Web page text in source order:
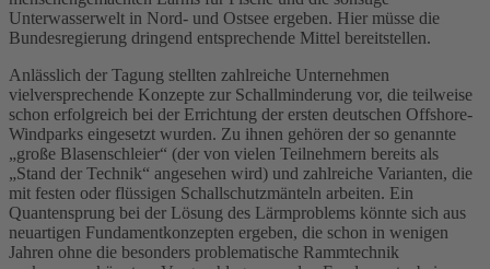
Unterwasserwelt in Nord- und Ostsee ergeben. Hier müsse die
Bundesregierung dringend entsprechende Mittel bereitstellen.
Anlässlich der Tagung stellten zahlreiche Unternehmen
vielversprechende Konzepte zur Schallminderung vor, die teilweise
schon erfolgreich bei der Errichtung der ersten deutschen Offshore-
Windparks eingesetzt wurden. Zu ihnen gehören der so genannte
„große Blasenschleier“ (der von vielen Teilnehmern bereits als
„Stand der Technik“ angesehen wird) und zahlreiche Varianten, die
mit festen oder flüssigen Schallschutzmänteln arbeiten. Ein
Quantensprung bei der Lösung des Lärmproblems könnte sich aus
neuartigen Fundamentkonzepten ergeben, die schon in wenigen
Jahren ohne die besonders problematische Rammtechnik